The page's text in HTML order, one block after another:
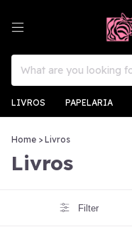
LIVROS PAPELARIA
Home > Livros
Livros
Filter